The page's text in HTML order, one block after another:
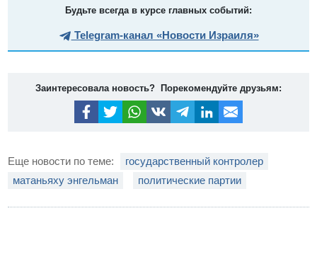
Будьте всегда в курсе главных событий:
Telegram-канал «Новости Израиля»
Заинтересовала новость? Порекомендуйте друзьям:
Еще новости по теме:
государственный контролер
матаньяху энгельман
политические партии